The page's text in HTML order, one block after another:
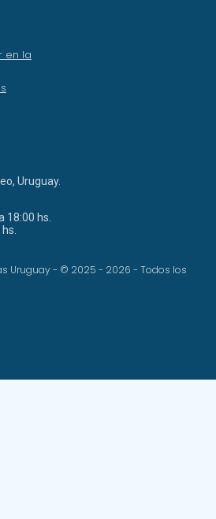
en la
Uruguay.
18:00 hs.
Uruguay - © 2025 - 2026 - Todos los